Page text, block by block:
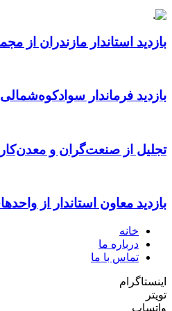
بازدید استاندار مازندران از
بازدید فرماندار
تجلیل از صنعت‌گران و
بازدید معاون استاندار از
خانه
درباره ما
تماس با ما
اینستاگرام
تویتر
واتساپ